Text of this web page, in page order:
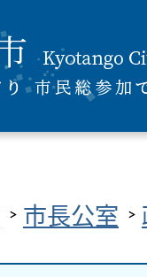
市長公室